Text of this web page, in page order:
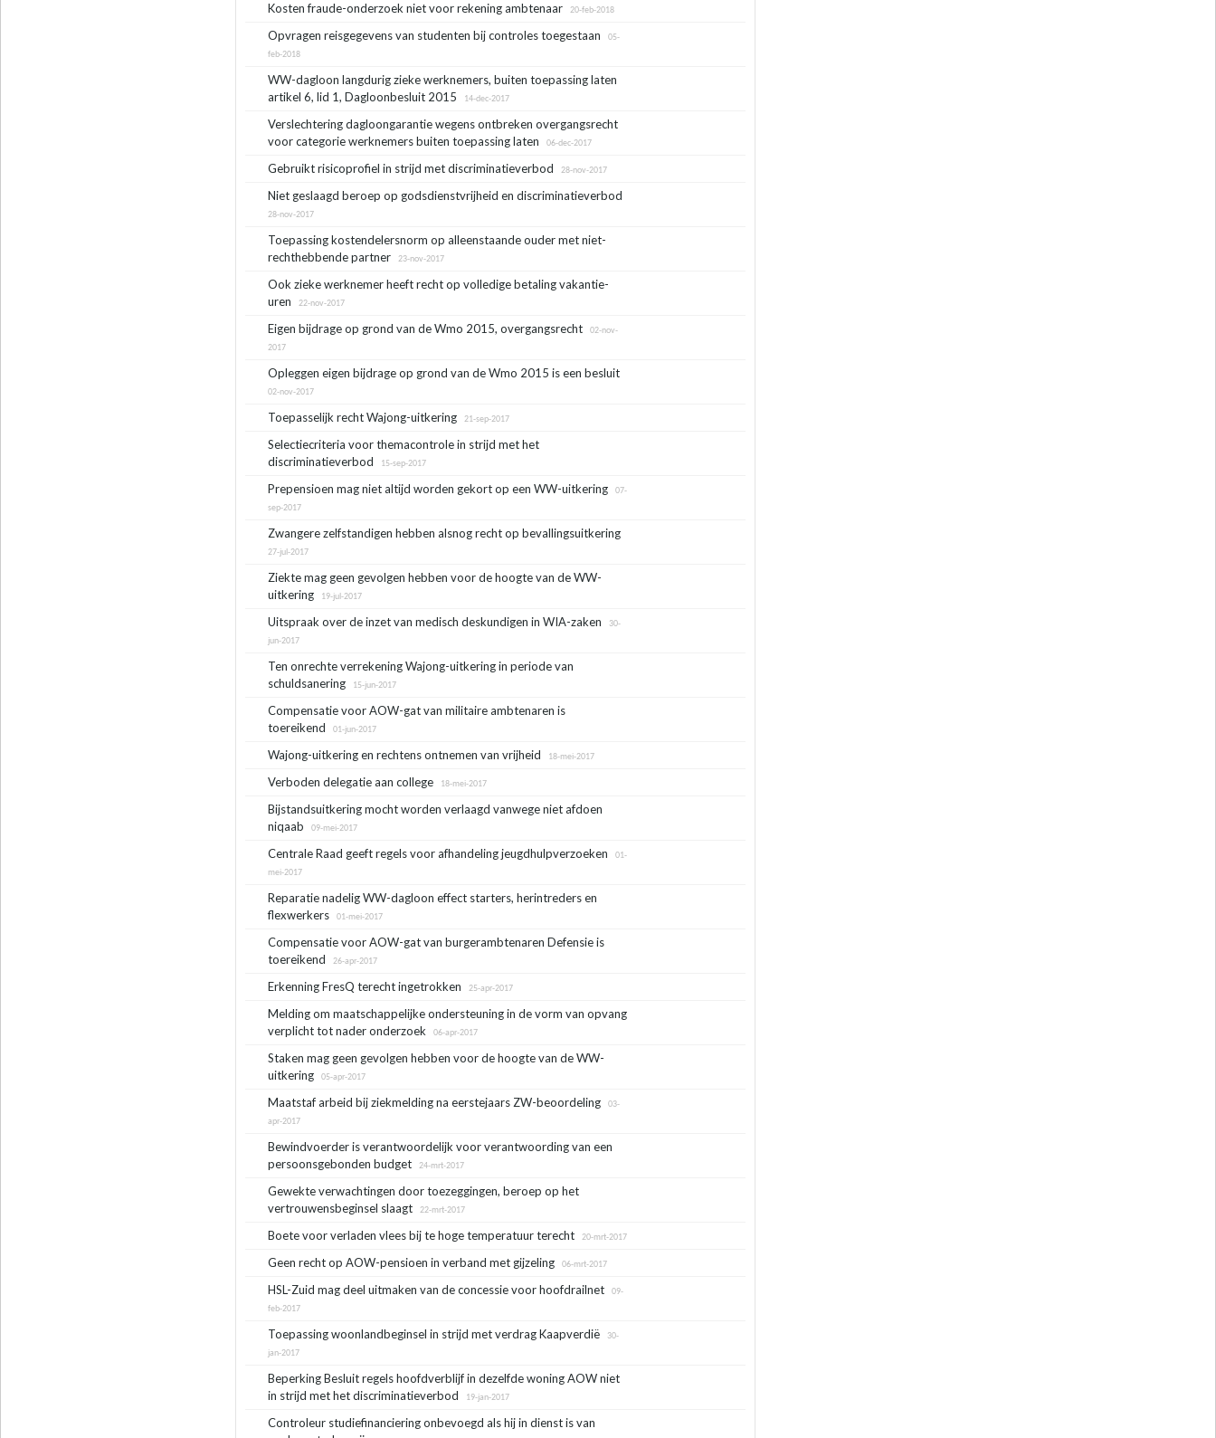
Kosten fraude-onderzoek niet voor rekening ambtenaar 20-feb-2018
Opvragen reisgegevens van studenten bij controles toegestaan
05-
feb-2018
WW-dagloon langdurig zieke werknemers, buiten toepassing laten
artikel 6, lid 1, Dagloonbesluit 2015
14-dec-2017
Verslechtering dagloongarantie wegens ontbreken overgangsrecht
voor categorie werknemers buiten toepassing laten
06-dec-2017
Gebruikt risicoprofiel in strijd met discriminatieverbod 28-nov-2017
Niet geslaagd beroep op godsdienstvrijheid en discriminatieverbod
28-nov-2017
Toepassing kostendelersnorm op alleenstaande ouder met niet-
rechthebbende partner
23-nov-2017
Ook zieke werknemer heeft recht op volledige betaling vakantie-
uren
22-nov-2017
Eigen bijdrage op grond van de Wmo 2015, overgangsrecht
02-nov-
2017
Opleggen eigen bijdrage op grond van de Wmo 2015 is een besluit
02-nov-2017
Toepasselijk recht Wajong-uitkering 21-sep-2017
Selectiecriteria voor themacontrole in strijd met het
discriminatieverbod
15-sep-2017
Prepensioen mag niet altijd worden gekort op een WW-uitkering
07-
sep-2017
Zwangere zelfstandigen hebben alsnog recht op bevallingsuitkering
27-jul-2017
Ziekte mag geen gevolgen hebben voor de hoogte van de WW-
uitkering
19-jul-2017
Uitspraak over de inzet van medisch deskundigen in WIA-zaken
30-
jun-2017
Ten onrechte verrekening Wajong-uitkering in periode van
schuldsanering
15-jun-2017
Compensatie voor AOW-gat van militaire ambtenaren is
toereikend
01-jun-2017
Wajong-uitkering en rechtens ontnemen van vrijheid 18-mei-2017
Verboden delegatie aan college 18-mei-2017
Bijstandsuitkering mocht worden verlaagd vanwege niet afdoen
niqaab
09-mei-2017
Centrale Raad geeft regels voor afhandeling jeugdhulpverzoeken
01-
mei-2017
Reparatie nadelig WW-dagloon effect starters, herintreders en
flexwerkers
01-mei-2017
Compensatie voor AOW-gat van burgerambtenaren Defensie is
toereikend
26-apr-2017
Erkenning FresQ terecht ingetrokken 25-apr-2017
Melding om maatschappelijke ondersteuning in de vorm van opvang
verplicht tot nader onderzoek
06-apr-2017
Staken mag geen gevolgen hebben voor de hoogte van de WW-
uitkering
05-apr-2017
Maatstaf arbeid bij ziekmelding na eerstejaars ZW-beoordeling
03-
apr-2017
Bewindvoerder is verantwoordelijk voor verantwoording van een
persoonsgebonden budget
24-mrt-2017
Gewekte verwachtingen door toezeggingen, beroep op het
vertrouwensbeginsel slaagt
22-mrt-2017
Boete voor verladen vlees bij te hoge temperatuur terecht 20-mrt-2017
Geen recht op AOW-pensioen in verband met gijzeling 06-mrt-2017
HSL-Zuid mag deel uitmaken van de concessie voor hoofdrailnet
09-
feb-2017
Toepassing woonlandbeginsel in strijd met verdrag Kaapverdië
30-
jan-2017
Beperking Besluit regels hoofdverblijf in dezelfde woning AOW niet
in strijd met het discriminatieverbod
19-jan-2017
Controleur studiefinanciering onbevoegd als hij in dienst is van